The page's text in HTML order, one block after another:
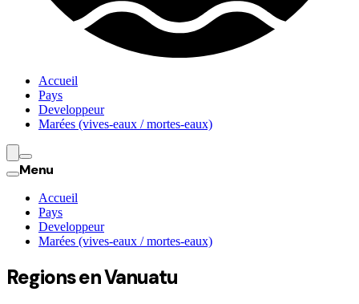
Accueil
Pays
Developpeur
Marées (vives-eaux / mortes-eaux)
Menu
Accueil
Pays
Developpeur
Marées (vives-eaux / mortes-eaux)
Regions en Vanuatu